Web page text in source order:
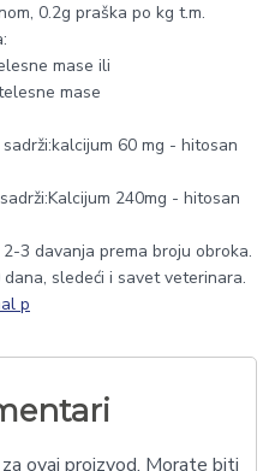
0.2g praška po kg t.m.
mase ili
mase
60 mg - hitosan
240mg - hitosan
3 davanja prema broju obroka.
sledeći i savet veterinara.
p
ovaj proizvod. Morate biti